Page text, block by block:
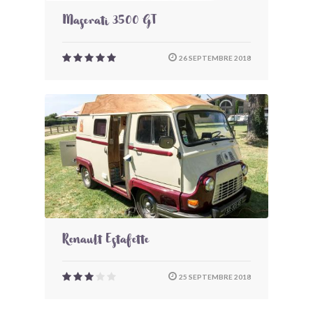
Maserati 3500 GT
26 SEPTEMBRE 2018
Renault Estafette
25 SEPTEMBRE 2018